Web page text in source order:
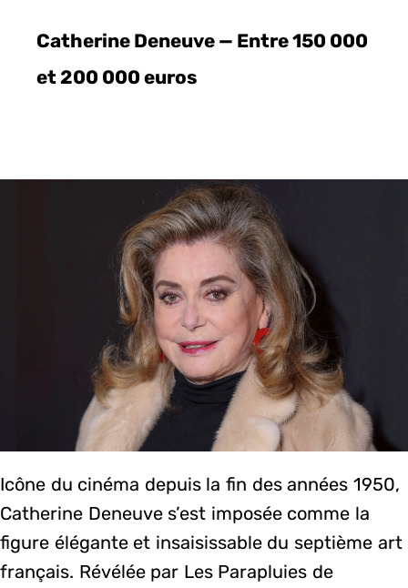
Catherine Deneuve — Entre 150 000
et 200 000 euros
Icône du cinéma depuis la fin des années 1950,
Catherine Deneuve s’est imposée comme la
figure élégante et insaisissable du septième art
français. Révélée par Les Parapluies de